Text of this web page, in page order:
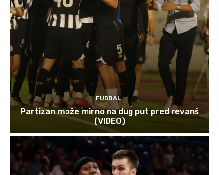
FUDBAL
Partizan može mirno na dug put pred revanš
(VIDEO)